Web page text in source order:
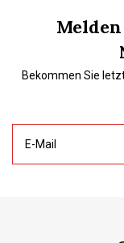
Bekommen Sie